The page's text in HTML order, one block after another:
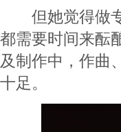
但她觉得做专
都需要时间来酝
及制作中，作曲
十足。